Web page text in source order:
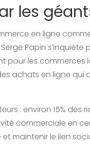
les
en ligne
Papin
pour les
achats en ligne
: environ 15%
commerciale en
maintenir le lien